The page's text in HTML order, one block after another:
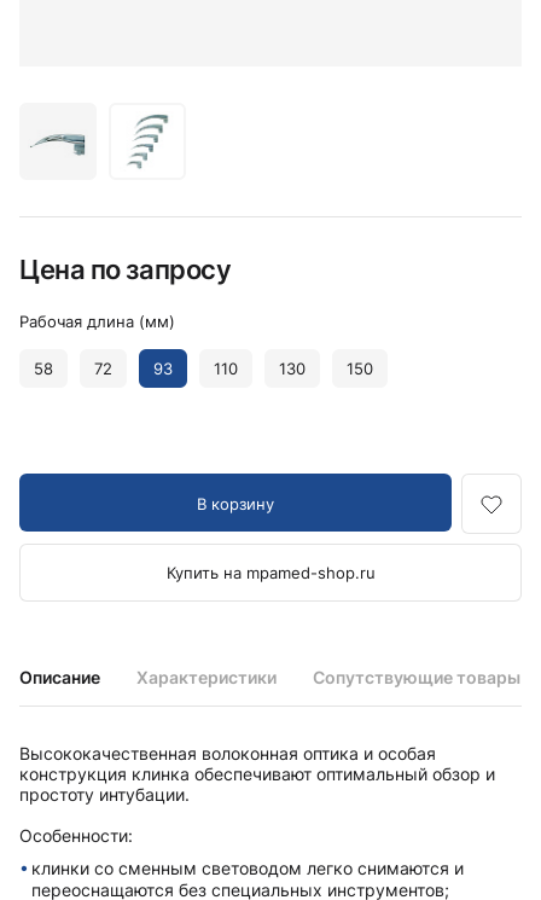
Описание Характеристики Сопутствующие товары
Высококачественная волоконная оптика и особая
конструкция клинка обеспечивают оптимальный обзор и
простоту интубации.
Особенности:
клинки со сменным световодом легко снимаются и
переоснащаются без специальных инструментов;
Цена по запросу
Рабочая длина (мм)
58 72 93 110 130 150
В корзину
Купить на mpamed-shop.ru